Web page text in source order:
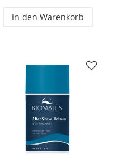
In den Warenkorb